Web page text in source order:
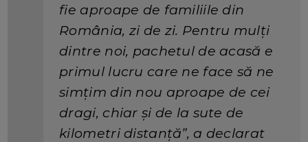
fie aproape de familiile din
România, zi de zi. Pentru mulți
dintre noi, pachetul de acasă e
primul lucru care ne face să ne
simțim din nou aproape de cei
dragi, chiar și de la sute de
kilometri distanță”, a declarat